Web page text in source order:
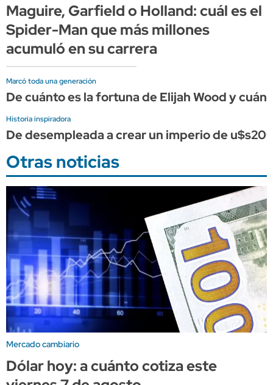
Maguire, Garfield o Holland: cuál es el
Spider-Man que más millones
acumuló en su carrera
Marcó toda una generación
De cuánto es la fortuna de Elijah Wood y
Historia inspiradora
De desempleada a crear un imperio de
Otras noticias
Mercado cambiario
Dólar hoy: a cuánto cotiza este